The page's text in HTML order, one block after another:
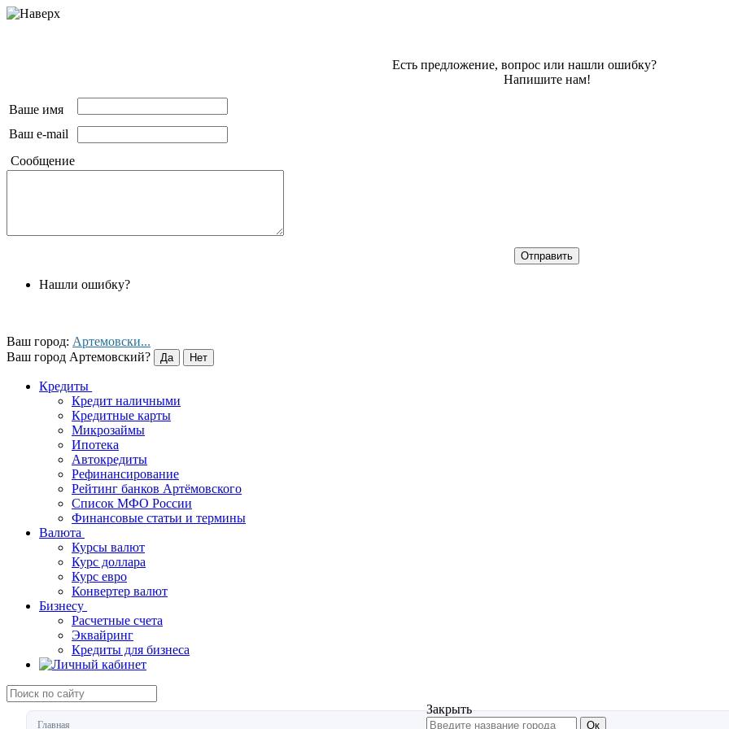
Есть предложение, вопрос или нашли ошибку?
Напишите нам!
Ваше имя
Ваш e-mail
Сообщение
Нашли ошибку?
Ваш город: Артемовски...
Ваш город Артемовский?
Кредиты
Кредит наличными
Кредитные карты
Микрозаймы
Ипотека
Автокредиты
Рефинансирование
Рейтинг банков Артёмовского
Список МФО России
Финансовые статьи и термины
Валюта
Курсы валют
Курс доллара
Курс евро
Конвертер валют
Бизнесу
Расчетные счета
Эквайринг
Кредиты для бизнеса
Закрыть
Главная